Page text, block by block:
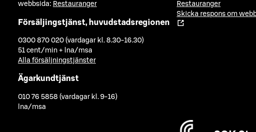
webbsida: Restauranger
Försäljingstjänst, huvudstadsregionen
0300 870 020 (vardagar kl. 8.30-16.30)
51 cent/min + lna/msa
Alla försäljningstjänster
Ägarkundtjänst
010 76 5858 (vardagar kl. 9-16)
lna/msa
Restauranger
Skicka respons om